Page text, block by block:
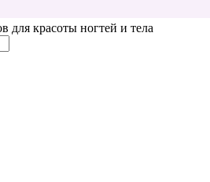
для красоты ногтей и тела